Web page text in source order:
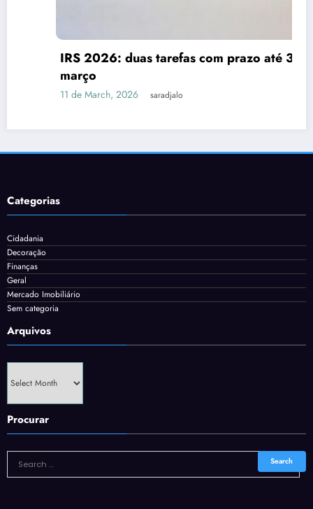
IRS 2026: duas tarefas com prazo até 31 de
março
11 de March, 2026 saradjalo
Categorias
Cidadania
Decoração
Finanças
Geral
Mercado Imobiliário
Sem categoria
Arquivos
Procurar